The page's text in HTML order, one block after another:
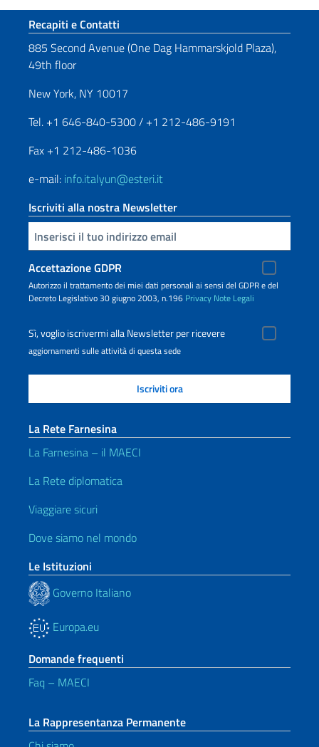
Sezione footer
Recapiti e Contatti
885 Second Avenue (One Dag Hammarskjold Plaza),
49th floor
New York, NY 10017
Tel. +1 646-840-5300 / +1 212-486-9191
Fax +1 212-486-1036
e-mail: info.italyun@esteri.it
Iscriviti alla nostra Newsletter
Inserisci la tua email
Accettazione GDPR
Autorizzo il trattamento dei miei dati personali ai sensi del GDPR e del
Decreto Legislativo 30 giugno 2003, n.196 Privacy Note Legali
Sì, voglio iscrivermi alla Newsletter per ricevere
aggiornamenti sulle attività di questa sede
La Rete Farnesina
La Farnesina – il MAECI
La Rete diplomatica
Viaggiare sicuri
Dove siamo nel mondo
Le Istituzioni
Governo Italiano
Europa.eu
Domande frequenti
Faq – MAECI
La Rappresentanza Permanente